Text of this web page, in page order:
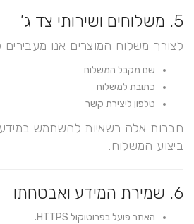
5. משלוחים ושירותי צד ג’
לצורך משלוח המוצרים אנו מעבירים
שם מקבל המשלוח
כתובת למשלוח
טלפון ליצירת קשר
חברות אלה רשאיות להשתמש
ביצוע המשלוח.
6. שמירת המידע ואבטחתו
האתר פועל בפרוטוקול HTTPS.